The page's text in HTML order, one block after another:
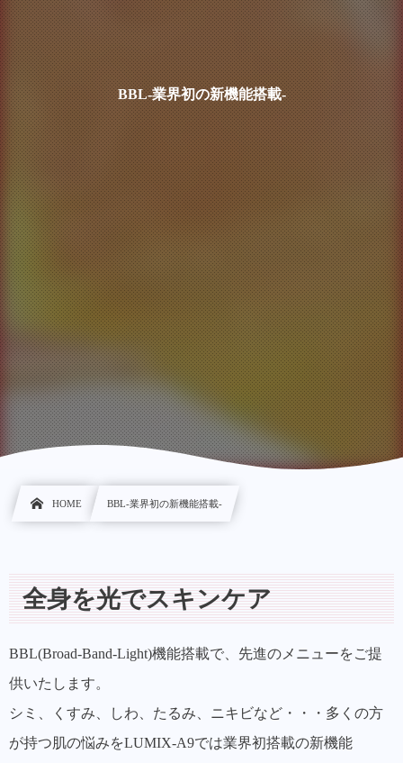
BBL-業界初の新機能搭載-
HOME BBL-業界初の新機能搭載-
全身を光でスキンケア
BBL(Broad-Band-Light)機能搭載で、先進のメニューをご提
供いたします。
シミ、くすみ、しわ、たるみ、ニキビなど・・・多くの方
が持つ肌の悩みをLUMIX-A9では業界初搭載の新機能